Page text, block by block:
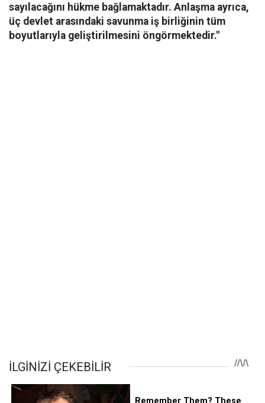
sayılacağını hükme bağlamaktadır. Anlaşma ayrıca,
üç devlet arasındaki savunma iş birliğinin tüm
boyutlarıyla geliştirilmesini öngörmektedir."